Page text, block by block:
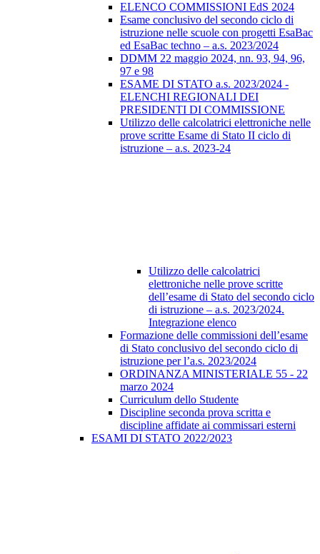
ELENCO COMMISSIONI EdS 2024
Esame conclusivo del secondo ciclo di
istruzione nelle scuole con progetti EsaBac
ed EsaBac techno – a.s. 2023/2024
DDMM 22 maggio 2024, nn. 93, 94, 96,
97 e 98
ESAME DI STATO a.s. 2023/2024 -
ELENCHI REGIONALI DEI
PRESIDENTI DI COMMISSIONE
Utilizzo delle calcolatrici elettroniche nelle
prove scritte Esame di Stato II ciclo di
istruzione – a.s. 2023-24
Utilizzo delle calcolatrici
elettroniche nelle prove scritte
dell’esame di Stato del secondo ciclo
di istruzione – a.s. 2023/2024.
Integrazione elenco
Formazione delle commissioni dell’esame
di Stato conclusivo del secondo ciclo di
istruzione per l’a.s. 2023/2024
ORDINANZA MINISTERIALE 55 - 22
marzo 2024
Curriculum dello Studente
Discipline seconda prova scritta e
discipline affidate ai commissari esterni
ESAMI DI STATO 2022/2023